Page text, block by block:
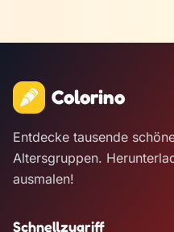
Colorino
Entdecke tausende
Altersgruppen.
ausmalen!
Schnellzugriff